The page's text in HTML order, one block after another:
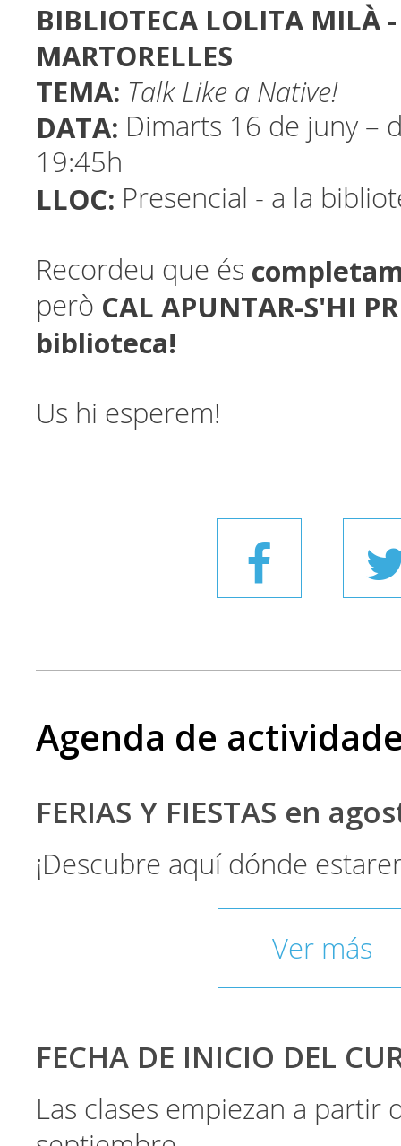
BIBLIOTECA LOLITA MILÀ
MARTORELLES
TEMA: Talk Like a Native!
DATA: Dimarts 16 de juny –
19:45h
LLOC: Presencial - a la
Recordeu que és
però CAL APUNTAR-S'HI
biblioteca!
Us hi esperem!
Agenda de
FERIAS Y FIESTAS en
¡Descubre aquí dónde
Ver más
FECHA DE INICIO DEL
Las clases empiezan a partir